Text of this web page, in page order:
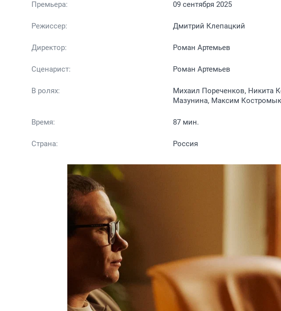
Премьера: 09 сентября 2025
Режиссер: Дмитрий Клепацкий
Директор: Роман Артемьев
Сценарист: Роман Артемьев
В ролях:
Михаил Пореченков, Никита
Мазунина, Максим
Время: 87 мин.
Страна: Россия